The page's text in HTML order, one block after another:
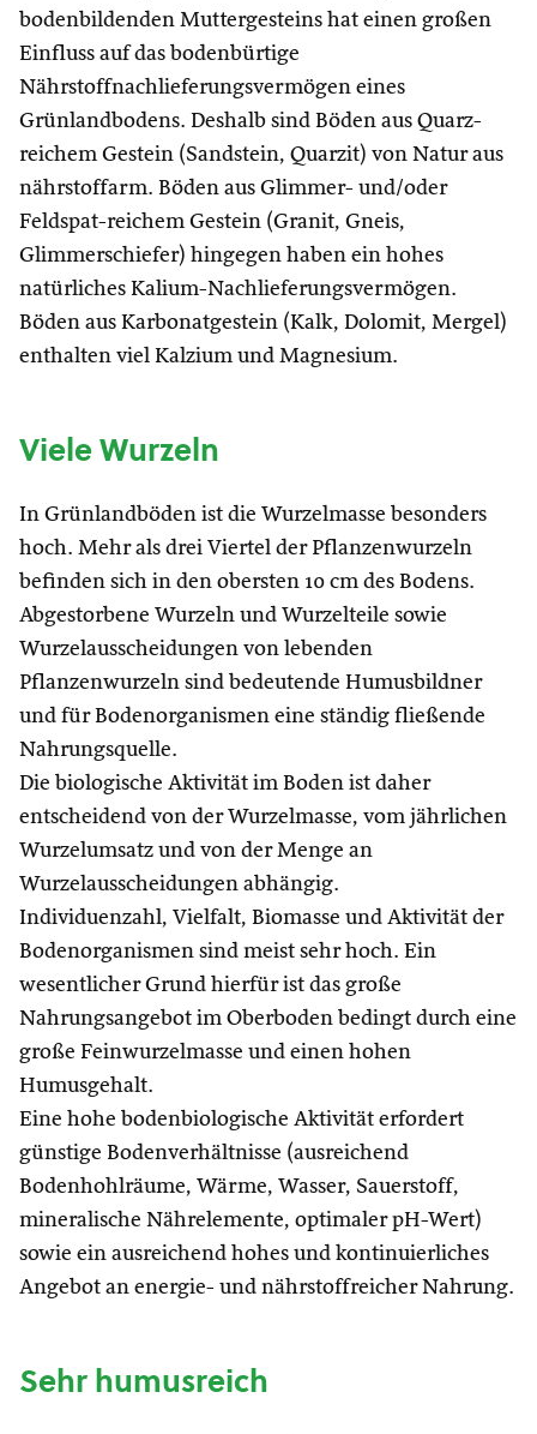
bodenbildenden Muttergesteins hat einen großen
Einfluss auf das bodenbürtige
Nährstoffnachlieferungsvermögen eines
Grünlandbodens. Deshalb sind Böden aus Quarz-
reichem Gestein (Sandstein, Quarzit) von Natur aus
nährstoffarm. Böden aus Glimmer- und/oder
Feldspat-reichem Gestein (Granit, Gneis,
Glimmerschiefer) hingegen haben ein hohes
natürliches Kalium-Nachlieferungsvermögen.
Böden aus Karbonatgestein (Kalk, Dolomit, Mergel)
enthalten viel Kalzium und Magnesium.
Viele Wurzeln
In Grünlandböden ist die Wurzelmasse besonders
hoch. Mehr als drei Viertel der Pflanzenwurzeln
befinden sich in den obersten 10 cm des Bodens.
Abgestorbene Wurzeln und Wurzelteile sowie
Wurzelausscheidungen von lebenden
Pflanzenwurzeln sind bedeutende Humusbildner
und für Bodenorganismen eine ständig fließende
Nahrungsquelle.
Die biologische Aktivität im Boden ist daher
entscheidend von der Wurzelmasse, vom jährlichen
Wurzelumsatz und von der Menge an
Wurzelausscheidungen abhängig.
Individuenzahl, Vielfalt, Biomasse und Aktivität der
Bodenorganismen sind meist sehr hoch. Ein
wesentlicher Grund hierfür ist das große
Nahrungsangebot im Oberboden bedingt durch eine
große Feinwurzelmasse und einen hohen
Humusgehalt.
Eine hohe bodenbiologische Aktivität erfordert
günstige Bodenverhältnisse (ausreichend
Bodenhohlräume, Wärme, Wasser, Sauerstoff,
mineralische Nährelemente, optimaler pH-Wert)
sowie ein ausreichend hohes und kontinuierliches
Angebot an energie- und nährstoffreicher Nahrung.
Sehr humusreich